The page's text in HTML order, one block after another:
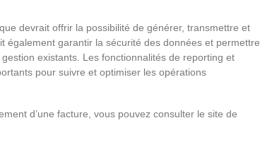
devrait offrir la possibilité de générer, transmettre et
également garantir la sécurité des données et permettre
existants. Les fonctionnalités de reporting et
pour suivre et optimiser les opérations
d’une facture, vous pouvez consulter le site de